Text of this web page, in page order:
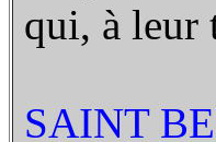
qui, à leur
SAINT